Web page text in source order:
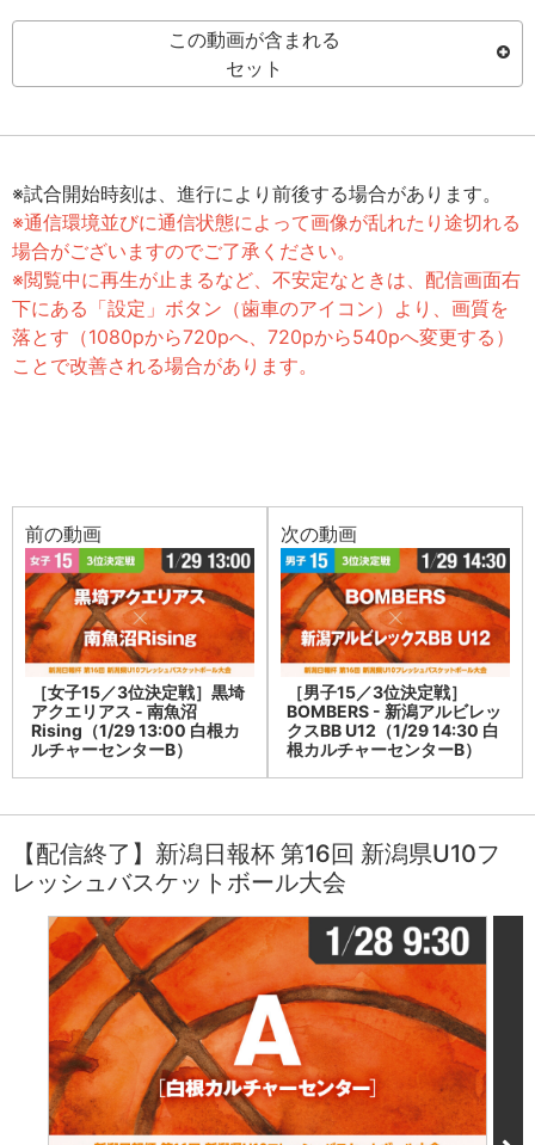
この動画が含まれる
セット
※試合開始時刻は、進行により前後する場合があります。
※通信環境並びに通信状態によって画像が乱れたり途切れる
場合がございますのでご了承ください。
※閲覧中に再生が止まるなど、不安定なときは、配信画面右
下にある「設定」ボタン（歯車のアイコン）より、画質を
落とす（1080pから720pへ、720pから540pへ変更する）
ことで改善される場合があります。
前の動画
［女子15／3位決定戦］黒埼
アクエリアス - 南魚沼
Rising（1/29 13:00 白根カ
ルチャーセンターB）
次の動画
［男子15／3位決定戦］
BOMBERS - 新潟アルビレッ
クスBB U12（1/29 14:30 白
根カルチャーセンターB）
【配信終了】新潟日報杯 第16回 新潟県U10フ
レッシュバスケットボール大会